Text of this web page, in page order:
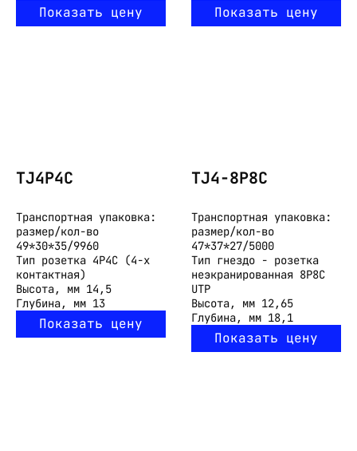
Показать цену Показать цену
TJ4P4C
Транспортная упаковка:
размер/кол-во
49*30*35/9960
Тип розетка 4P4C (4-х
контактная)
Высота, мм 14,5
Глубина, мм 13
Показать цену
TJ4-8P8C
Транспортная упаковка:
размер/кол-во
47*37*27/5000
Тип гнездо - розетка
неэкранированная 8P8C
UTP
Высота, мм 12,65
Глубина, мм 18,1
Показать цену